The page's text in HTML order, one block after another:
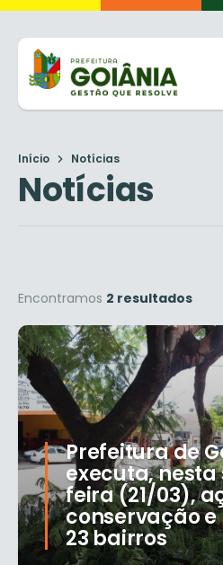
Início Notícias
Notícias
Encontramos 2 resultados
Prefeitura de
executa,
feira (21/03),
conservação
23 bairros